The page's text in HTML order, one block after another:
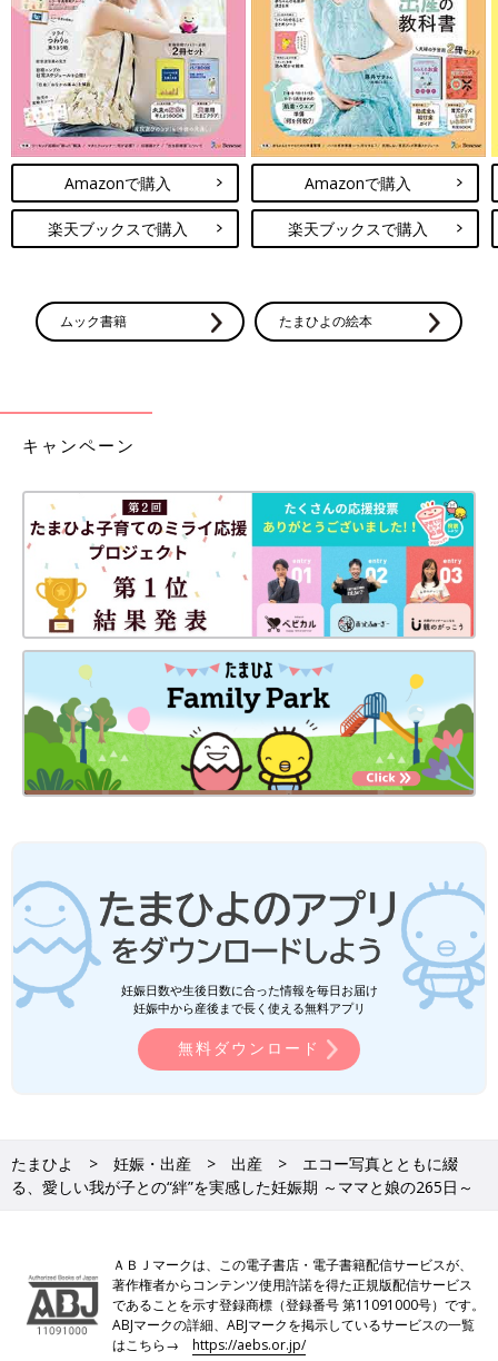
Amazonで購入
楽天ブックスで購入
Amazonで購入
楽天ブックスで購入
ムック書籍 たまひよの絵本
キャンペーン
妊娠日数や生後日数に合った情報を毎日お届け
妊娠中から産後まで長く使える無料アプリ
無料ダウンロード
たまひよ 妊娠・出産 出産
エコー写真とともに綴
る、愛しい我が子との“絆”を実感した妊娠期 ～ママと娘の265日～
ＡＢＪマークは、この電子書店・電子書籍配信サービスが、
著作権者からコンテンツ使用許諾を得た正規版配信サービス
であることを示す登録商標（登録番号 第11091000号）です。
ABJマークの詳細、ABJマークを掲示しているサービスの一覧
はこちら→https://aebs.or.jp/